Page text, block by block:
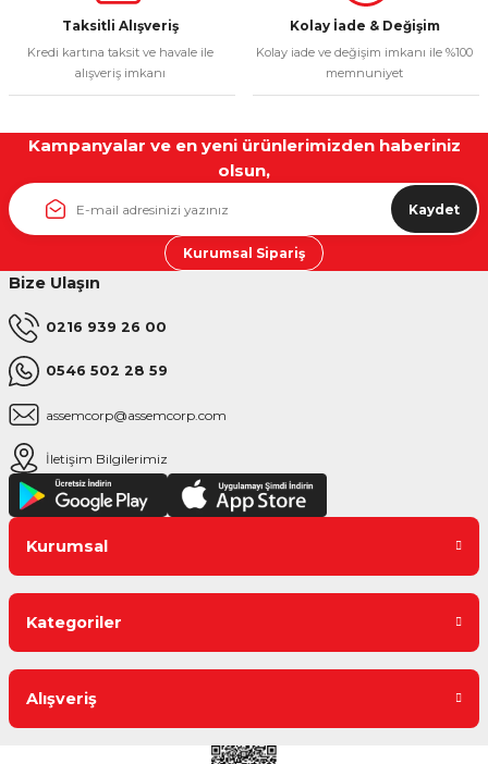
Taksitli Alışveriş
Kredi kartına taksit ve havale ile
alışveriş imkanı
Kolay İade & Değişim
Kolay iade ve değişim imkanı ile %100
memnuniyet
Kampanyalar ve en yeni ürünlerimizden haberiniz
olsun,
Kaydet
Kurumsal Sipariş
Bize Ulaşın
0216 939 26 00
0546 502 28 59
assemcorp@assemcorp.com
İletişim Bilgilerimiz
Kurumsal
Kategoriler
Alışveriş